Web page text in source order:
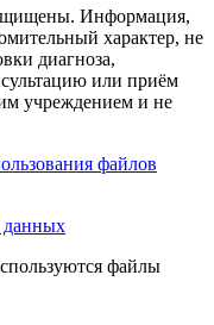
Информация,
характер, не
диагноза,
или приём
учреждением и не
файлов
данных
файлы